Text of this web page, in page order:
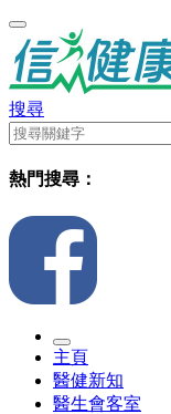
搜尋
熱門搜尋：
主頁
醫健新知
醫生會客室